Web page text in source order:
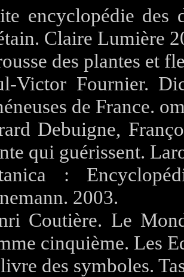
encyclopédie des
Claire Lumière
des plantes et
Victor Fournier.
de France.
Debuigne,
qui guérissent.
:
2003.
Coutière. Le
cinquième. Les
des symboles.